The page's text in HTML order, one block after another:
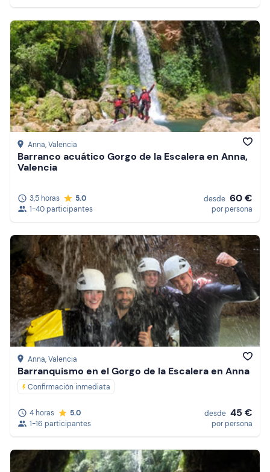
Anna, Valencia
Barranco acuático Gorgo de la Escalera en Anna,
Valencia
3,5 horas
5.0
1-40 participantes
desde 60 €
por persona
Anna, Valencia
Barranquismo en el Gorgo de la Escalera en Anna
Confirmación inmediata
4 horas
5.0
1-16 participantes
desde 45 €
por persona